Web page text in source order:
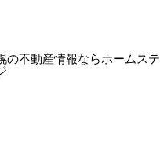
の不動産情報ならホームステ